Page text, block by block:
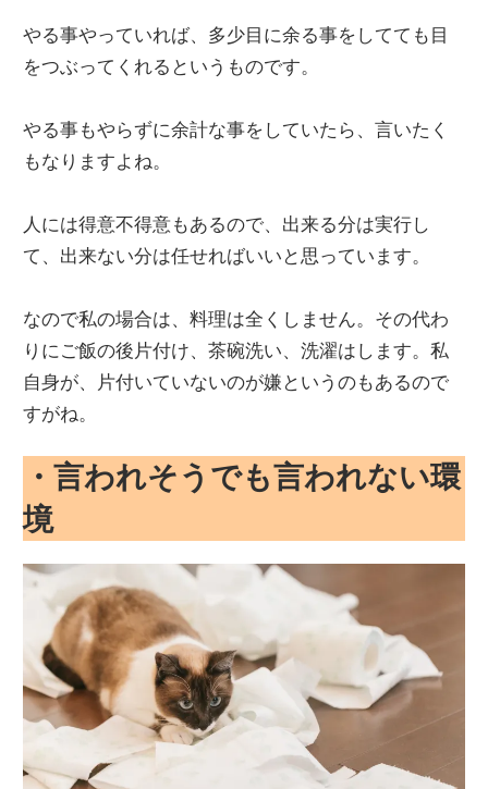
やる事やっていれば、多少目に余る事をしてても目
をつぶってくれるというものです。
やる事もやらずに余計な事をしていたら、言いたく
もなりますよね。
人には得意不得意もあるので、出来る分は実行し
て、出来ない分は任せればいいと思っています。
なので私の場合は、料理は全くしません。その代わ
りにご飯の後片付け、茶碗洗い、洗濯はします。私
自身が、片付いていないのが嫌というのもあるので
すがね。
・言われそうでも言われない環
境